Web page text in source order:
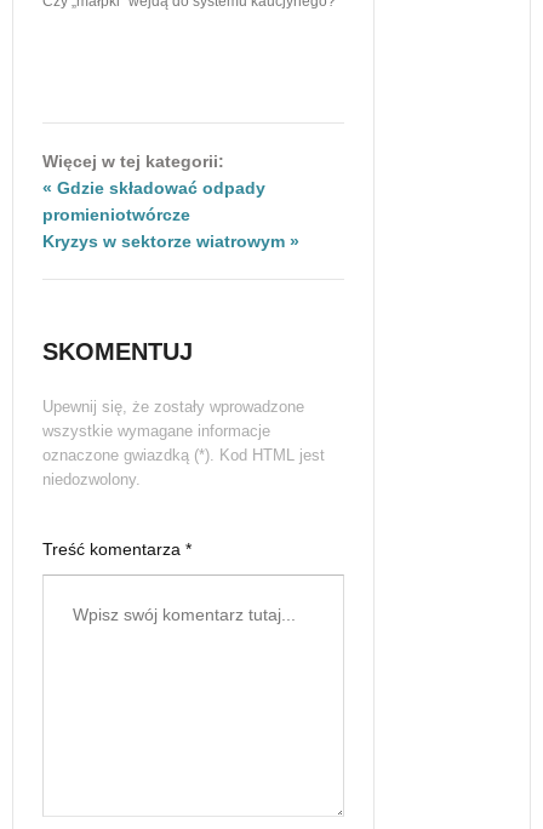
Więcej w tej kategorii:
« Gdzie składować odpady
promieniotwórcze
Kryzys w sektorze wiatrowym »
SKOMENTUJ
Upewnij się, że zostały wprowadzone
wszystkie wymagane informacje
oznaczone gwiazdką (*). Kod HTML jest
niedozwolony.
Treść komentarza *